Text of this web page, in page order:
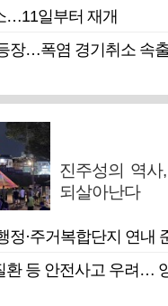
…11일부터 재개
장…폭염 경기취소 속
진주성의 역
되살아난다
정·주거복합단지 연내
환 등 안전사고 우려…